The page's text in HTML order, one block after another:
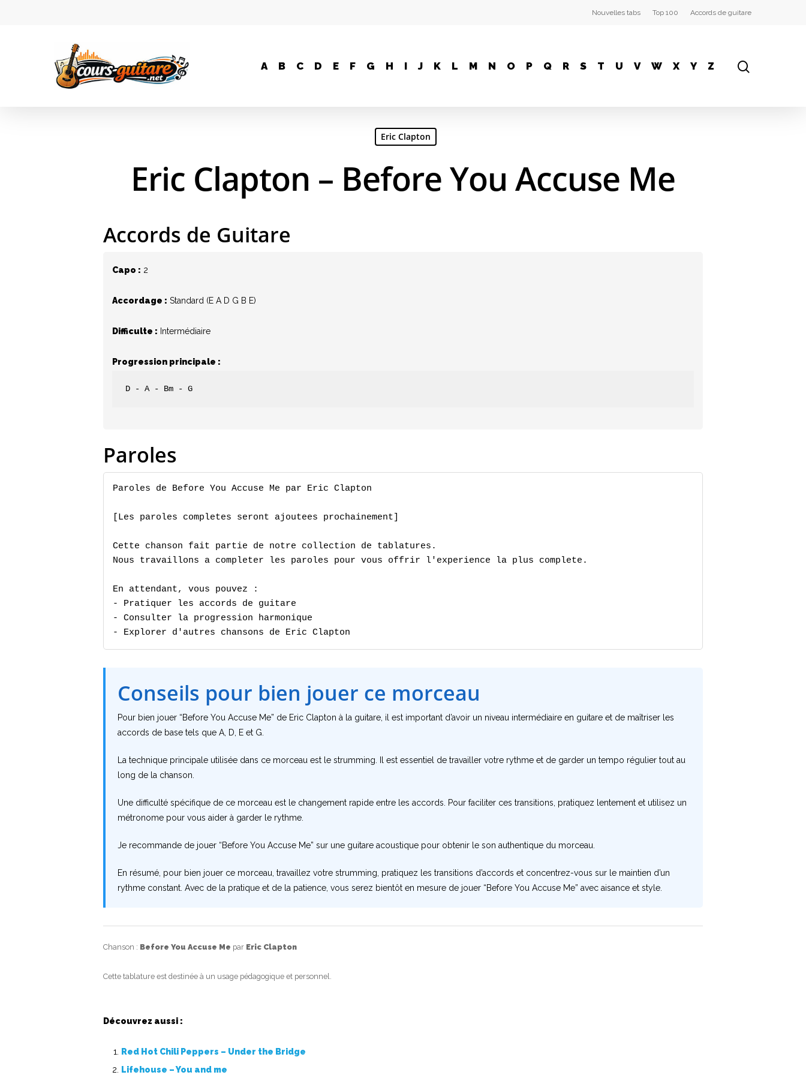
Nouvelles tabs Top 100 Accords de guitare
A B C D E F G H I J K L M N O P Q R S T U V W X Y Z
Eric Clapton
Eric Clapton – Before You Accuse Me
Accords de Guitare
Capo : 2
Accordage : Standard (E A D G B E)
Difficulte : Intermédiaire
Progression principale :
D - A - Bm - G
Paroles
Paroles de Before You Accuse Me par Eric Clapton
[Les paroles completes seront ajoutees prochainement]
Cette chanson fait partie de notre collection de tablatures.
Nous travaillons a completer les paroles pour vous offrir l'experience la plus complete.
En attendant, vous pouvez :
- Pratiquer les accords de guitare
- Consulter la progression harmonique
- Explorer d'autres chansons de Eric Clapton
Conseils pour bien jouer ce morceau
Pour bien jouer “Before You Accuse Me” de Eric Clapton à la guitare, il est important d’avoir un niveau intermédiaire en guitare et de maîtriser les
accords de base tels que A, D, E et G.
La technique principale utilisée dans ce morceau est le strumming. Il est essentiel de travailler votre rythme et de garder un tempo régulier tout au
long de la chanson.
Une difficulté spécifique de ce morceau est le changement rapide entre les accords. Pour faciliter ces transitions, pratiquez lentement et utilisez un
métronome pour vous aider à garder le rythme.
Je recommande de jouer “Before You Accuse Me” sur une guitare acoustique pour obtenir le son authentique du morceau.
En résumé, pour bien jouer ce morceau, travaillez votre strumming, pratiquez les transitions d’accords et concentrez-vous sur le maintien d’un
rythme constant. Avec de la pratique et de la patience, vous serez bientôt en mesure de jouer “Before You Accuse Me” avec aisance et style.
Chanson : Before You Accuse Me par Eric Clapton
Cette tablature est destinée à un usage pédagogique et personnel.
Découvrez aussi :
Red Hot Chili Peppers – Under the Bridge
Lifehouse – You and me